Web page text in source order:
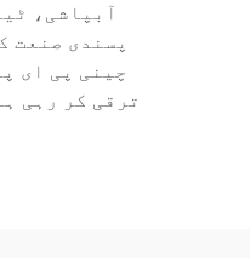
آبپاشی،
پسندی صنعت
چینی پی ای
ترقی کر رہی